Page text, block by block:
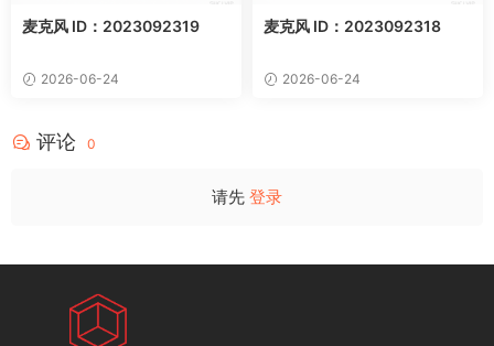
麦克风 ID：2023092319
2026-06-24
麦克风 ID：2023092318
2026-06-24
评论 0
请先 登录